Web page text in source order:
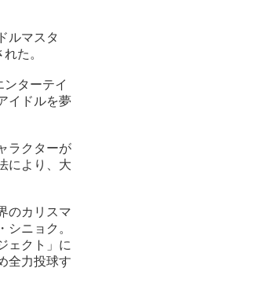
ルマスタ
た。
ターテイ
イドルを夢
ラクターが
により、大
のカリスマ
ニョク。
ェクト」に
全力投球す